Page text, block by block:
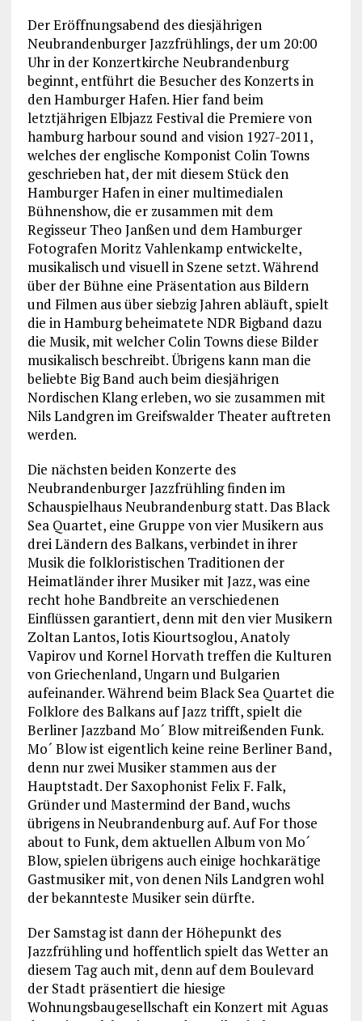
Der Eröffnungsabend des diesjährigen
Neubrandenburger Jazzfrühlings, der um 20:00
Uhr in der Konzertkirche Neubrandenburg
beginnt, entführt die Besucher des Konzerts in
den Hamburger Hafen. Hier fand beim
letztjährigen Elbjazz Festival die Premiere von
hamburg harbour sound and vision 1927-2011,
welches der englische Komponist Colin Towns
geschrieben hat, der mit diesem Stück den
Hamburger Hafen in einer multimedialen
Bühnenshow, die er zusammen mit dem
Regisseur Theo Janßen und dem Hamburger
Fotografen Moritz Vahlenkamp entwickelte,
musikalisch und visuell in Szene setzt. Während
über der Bühne eine Präsentation aus Bildern
und Filmen aus über siebzig Jahren abläuft, spielt
die in Hamburg beheimatete NDR Bigband dazu
die Musik, mit welcher Colin Towns diese Bilder
musikalisch beschreibt. Übrigens kann man die
beliebte Big Band auch beim diesjährigen
Nordischen Klang erleben, wo sie zusammen mit
Nils Landgren im Greifswalder Theater auftreten
werden.
Die nächsten beiden Konzerte des
Neubrandenburger Jazzfrühling finden im
Schauspielhaus Neubrandenburg statt. Das Black
Sea Quartet, eine Gruppe von vier Musikern aus
drei Ländern des Balkans, verbindet in ihrer
Musik die folkloristischen Traditionen der
Heimatländer ihrer Musiker mit Jazz, was eine
recht hohe Bandbreite an verschiedenen
Einflüssen garantiert, denn mit den vier Musikern
Zoltan Lantos, Iotis Kiourtsoglou, Anatoly
Vapirov und Kornel Horvath treffen die Kulturen
von Griechenland, Ungarn und Bulgarien
aufeinander. Während beim Black Sea Quartet die
Folklore des Balkans auf Jazz trifft, spielt die
Berliner Jazzband Mo´ Blow mitreißenden Funk.
Mo´ Blow ist eigentlich keine reine Berliner Band,
denn nur zwei Musiker stammen aus der
Hauptstadt. Der Saxophonist Felix F. Falk,
Gründer und Mastermind der Band, wuchs
übrigens in Neubrandenburg auf. Auf For those
about to Funk, dem aktuellen Album von Mo´
Blow, spielen übrigens auch einige hochkarätige
Gastmusiker mit, von denen Nils Landgren wohl
der bekannteste Musiker sein dürfte.
Der Samstag ist dann der Höhepunkt des
Jazzfrühling und hoffentlich spielt das Wetter an
diesem Tag auch mit, denn auf dem Boulevard
der Stadt präsentiert die hiesige
Wohnungsbaugesellschaft ein Konzert mit Aguas